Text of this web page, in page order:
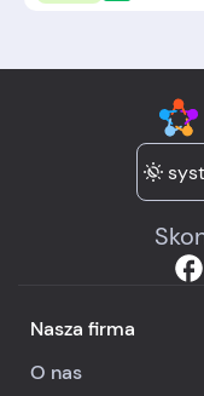
Nasza firma
O nas